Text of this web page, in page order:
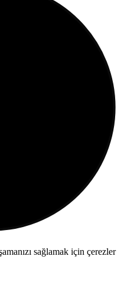
sağlamak için çerezler